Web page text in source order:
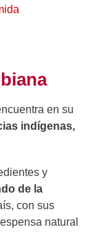
en su
indígenas,
y
de la
con sus
natural